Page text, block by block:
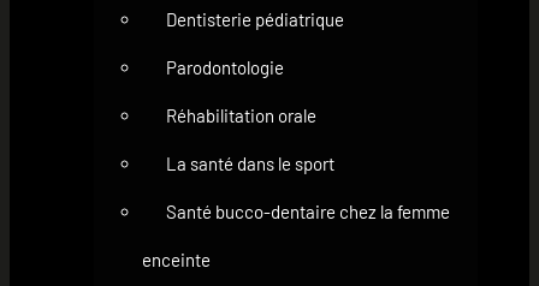
Dentisterie pédiatrique
Parodontologie
Réhabilitation orale
La santé dans le sport
Santé bucco-dentaire chez la femme
enceinte